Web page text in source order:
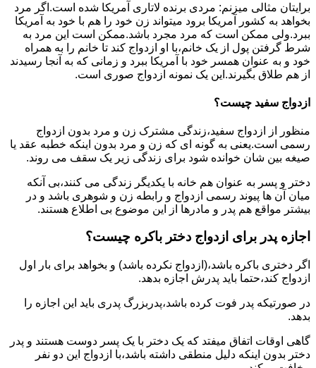
برایتان مثالی میزنم: مردی برنده لاتاری آمریکا شده است.اگر مرد
بخواهد به کشور آمریکا برود میتواند زن خود را هم با خود به آمریکا
ببرد.ولی ممکن است که مرد مجرد باشد.ممکن است این مرد به
شرط گرفتن پول از یک خانم،با او ازدواج کند تا خانم را به همراه
خود و به عنوان همسر خود با آمریکا ببرد و زمانی که به آنجا رسیدند
از هم طلاق بگیرند.این یک نمونه ازدواج صوری است.
ازدواج سفید چیست؟
منظور از ازدواج سفید،زندگی مشترک زن و مرد بدون ازدواج
رسمی است.یعنی به گونه ای که زن و مرد بدون اینکه خطبه عقد یا
صیغه بین شان خوانده شود برای زندگی زیر یک سقف می روند.
دختر و پسر به عنوان هم خانه با یکدیگر زندگی می کنند،بی آنکه
میان آن ها پیوند رسمی ازدواج و رابطه زن و شوهری باشد و در
بیشتر مواقع هم پدر و مادرها از این موضوع بی اطلاع هستند.
اجازه پدر برای ازدواج دختر باکره چیست؟
اگر دختری باکره باشد،(ازدواج نکرده باشد) و بخواهد برای بار اول
ازدواج کند،حتما باید پدرش اجازه بدهد.
در صورتیکه پدر فوت کرده باشد،پدربزرگ پدری باید این اجازه را
بدهد.
گاهی اوقات اتفاق میفتد که یک دختر با یک پسر دوست هستند و پدر
دختر بدون اینکه دلیل منطقی داشته باشد،با ازدواج این دو نفر